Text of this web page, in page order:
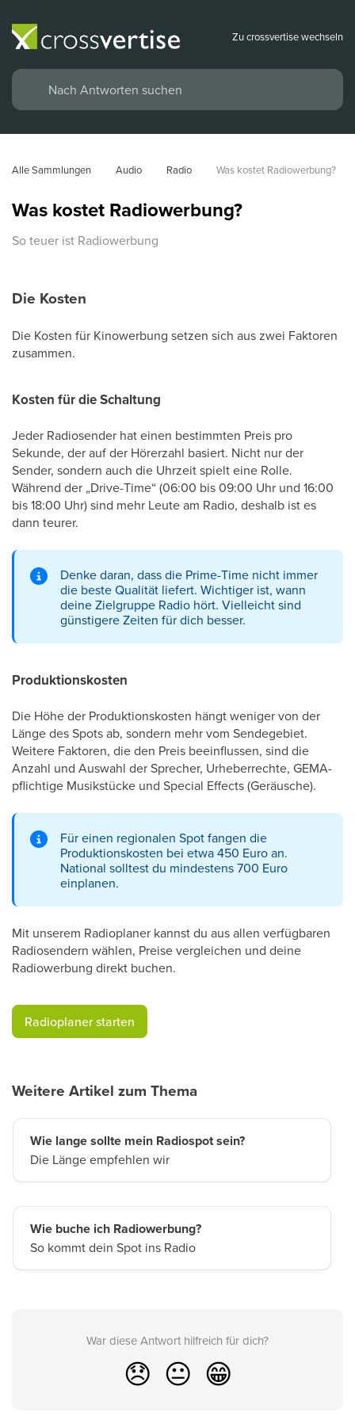
Zu crossvertise wechseln
Alle Sammlungen Audio Radio Was kostet Radiowerbung?
Was kostet Radiowerbung?
So teuer ist Radiowerbung
Die Kosten
Die Kosten für Kinowerbung setzen sich aus zwei Faktoren
zusammen.
Kosten für die Schaltung
Jeder Radiosender hat einen bestimmten Preis pro
Sekunde, der auf der Hörerzahl basiert. Nicht nur der
Sender, sondern auch die Uhrzeit spielt eine Rolle.
Während der „Drive-Time“ (06:00 bis 09:00 Uhr und 16:00
bis 18:00 Uhr) sind mehr Leute am Radio, deshalb ist es
dann teurer.
Denke daran, dass die Prime-Time nicht immer
die beste Qualität liefert. Wichtiger ist, wann
deine Zielgruppe Radio hört. Vielleicht sind
günstigere Zeiten für dich besser.
Produktionskosten
Die Höhe der Produktionskosten hängt weniger von der
Länge des Spots ab, sondern mehr vom Sendegebiet.
Weitere Faktoren, die den Preis beeinflussen, sind die
Anzahl und Auswahl der Sprecher, Urheberrechte, GEMA-
pflichtige Musikstücke und Special Effects (Geräusche).
Für einen regionalen Spot fangen die
Produktionskosten bei etwa 450 Euro an.
National solltest du mindestens 700 Euro
einplanen.
Mit unserem Radioplaner kannst du aus allen verfügbaren
Radiosendern wählen, Preise vergleichen und deine
Radiowerbung direkt buchen.
​Radioplaner starten​
Weitere Artikel zum Thema
Wie lange sollte mein Radiospot sein?
Die Länge empfehlen wir
Wie buche ich Radiowerbung?
So kommt dein Spot ins Radio
War diese Antwort hilfreich für dich?
😞 😐 😁